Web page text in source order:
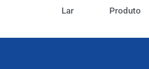
Lar Produto